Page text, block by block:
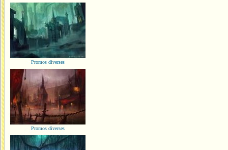
Promos diverses
Promos diverses